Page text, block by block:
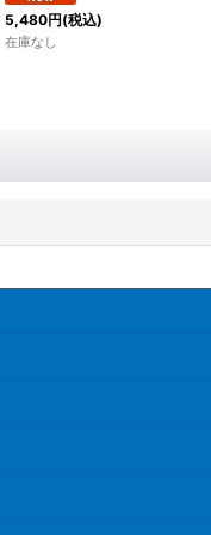
5,480円(税込)
在庫なし